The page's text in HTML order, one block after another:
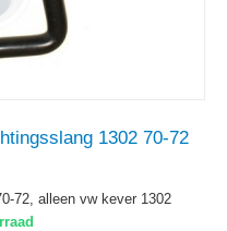
1302 70-72
72, alleen vw kever 1302